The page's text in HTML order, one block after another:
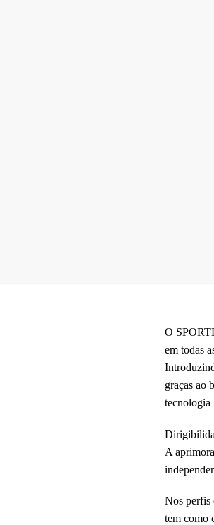
O
em todas
graças ao
tecnologia
A
Nos perfis
tem como